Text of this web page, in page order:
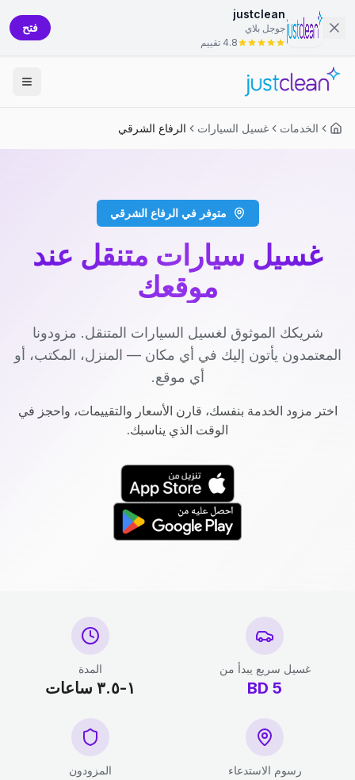
justclean
جوجل بلاي
4.8 تقييم
فتح
الخدمات غسيل السيارات الرفاع الشرقي
متوفر في الرفاع الشرقي
غسيل سيارات متنقل عند
موقعك
شريكك الموثوق لغسيل السيارات المتنقل. مزودونا
المعتمدون يأتون إليك في أي مكان — المنزل، المكتب، أو
أي موقع.
اختر مزود الخدمة بنفسك، قارن الأسعار والتقييمات، واحجز في
الوقت الذي يناسبك.
غسيل سريع يبدأ من
5
BD
المدة
١-٣.٥ ساعات
رسوم الاستدعاء المزودون